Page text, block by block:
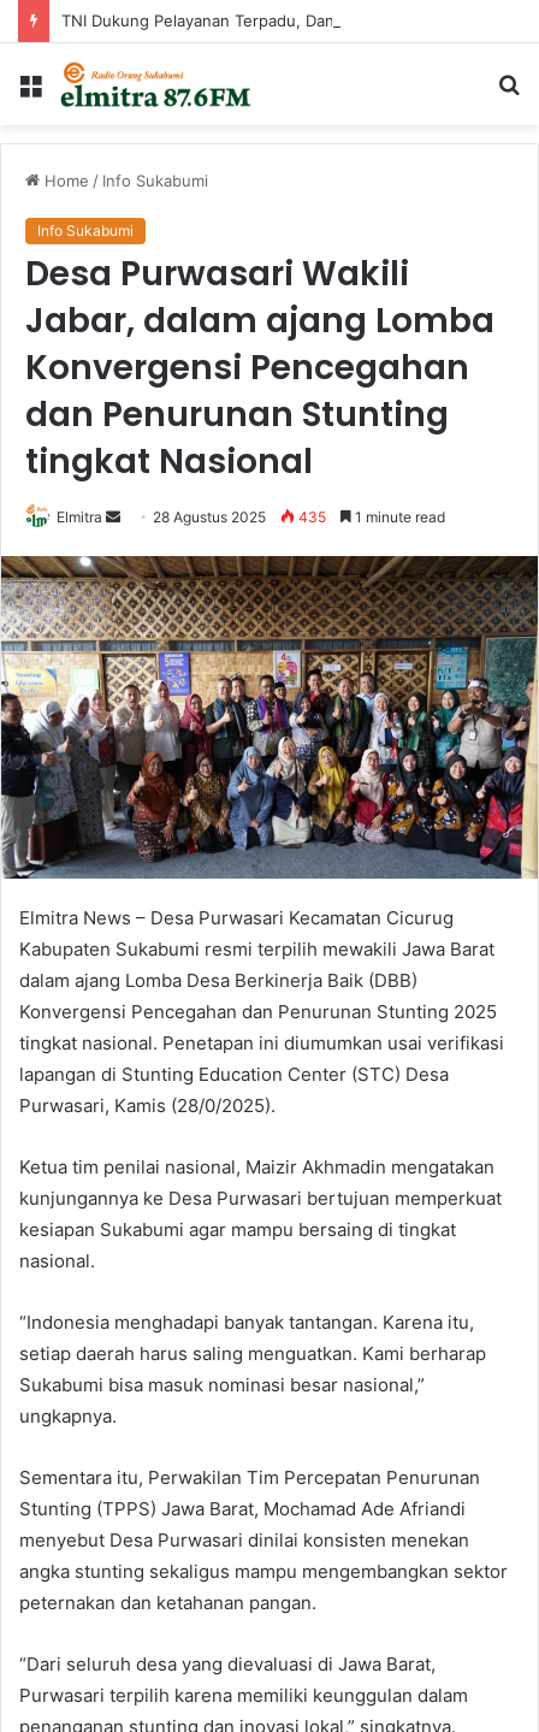
Menu
Home / Info Sukabumi
Info Sukabumi
Desa Purwasari Wakili
Jabar, dalam ajang Lomba
Konvergensi Pencegahan
dan Penurunan Stunting
tingkat Nasional
Elmitra
Send
email
28 Agustus 2025 435 1 minute read
Elmitra News – Desa Purwasari Kecamatan Cicurug
Kabupaten Sukabumi resmi terpilih mewakili Jawa Barat
dalam ajang Lomba Desa Berkinerja Baik (DBB)
Konvergensi Pencegahan dan Penurunan Stunting 2025
tingkat nasional. Penetapan ini diumumkan usai verifikasi
lapangan di Stunting Education Center (STC) Desa
Purwasari, Kamis (28/0/2025).
Ketua tim penilai nasional, Maizir Akhmadin mengatakan
kunjungannya ke Desa Purwasari bertujuan memperkuat
kesiapan Sukabumi agar mampu bersaing di tingkat
nasional.
“Indonesia menghadapi banyak tantangan. Karena itu,
setiap daerah harus saling menguatkan. Kami berharap
Sukabumi bisa masuk nominasi besar nasional,”
ungkapnya.
Sementara itu, Perwakilan Tim Percepatan Penurunan
Stunting (TPPS) Jawa Barat, Mochamad Ade Afriandi
menyebut Desa Purwasari dinilai konsisten menekan
angka stunting sekaligus mampu mengembangkan sektor
peternakan dan ketahanan pangan.
“Dari seluruh desa yang dievaluasi di Jawa Barat,
Purwasari terpilih karena memiliki keunggulan dalam
penanganan stunting dan inovasi lokal,” singkatnya.